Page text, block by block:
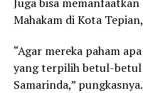
Mahakam di Kota
“Agar mereka paham
yang terpilih betul-betul
Samarinda,” pungkasnya.